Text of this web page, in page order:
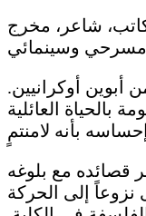
شاعر، مخرج
من أبوين أوكرانيين.
بالحياة العائلية
قصائده مع بلوغه
إلى الحركة